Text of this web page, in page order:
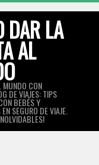
DAR LA
AL
MUNDO CON
DE VIAJES: TIPS
BEBÉS Y
SEGURO DE VIAJE.